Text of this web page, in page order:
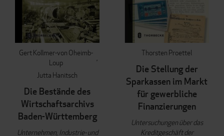
Gert Kollmer-von Oheimb-
Loup
Jutta Hanitsch
Die Bestände des
Wirtschaftsarchivs
Baden-Württemberg
Unternehmen, Industrie- und
Thorsten Proettel
Die Stellung der
Sparkassen im Markt
für gewerbliche
Finanzierungen
Untersuchungen über das
Kreditgeschäft der